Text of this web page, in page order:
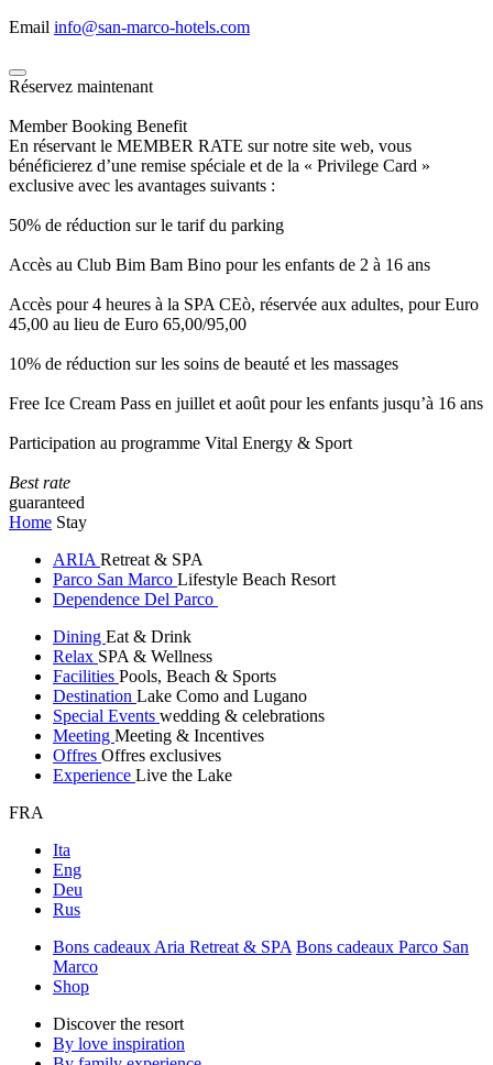
Email info@san-marco-hotels.com
Réservez maintenant
Member Booking Benefit
En réservant le MEMBER RATE sur notre site web, vous
bénéficierez d’une remise spéciale et de la « Privilege Card »
exclusive avec les avantages suivants :
50% de réduction sur le tarif du parking
Accès au Club Bim Bam Bino pour les enfants de 2 à 16 ans
Accès pour 4 heures à la SPA CEò, réservée aux adultes, pour Euro
45,00 au lieu de Euro 65,00/95,00
10% de réduction sur les soins de beauté et les massages
Free Ice Cream Pass en juillet et août pour les enfants jusqu’à 16 ans
Participation au programme Vital Energy & Sport
Best rate
guaranteed
Home Stay
ARIA Retreat & SPA
Parco San Marco Lifestyle Beach Resort
Dependence Del Parco
Dining Eat & Drink
Relax SPA & Wellness
Facilities Pools, Beach & Sports
Destination Lake Como and Lugano
Special Events wedding & celebrations
Meeting Meeting & Incentives
Offres Offres exclusives
Experience Live the Lake
FRA
Ita
Eng
Deu
Rus
Bons cadeaux Aria Retreat & SPA Bons cadeaux Parco San
Marco
Shop
Discover the resort
By love inspiration